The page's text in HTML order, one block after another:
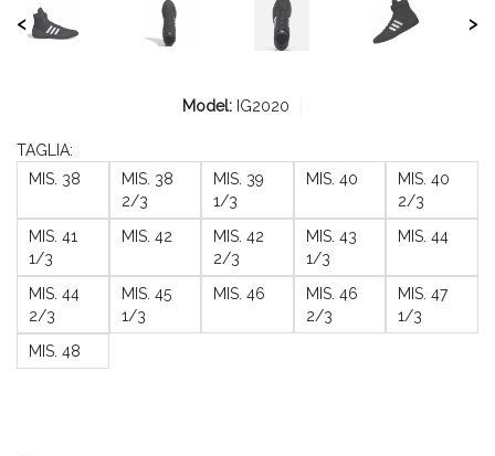
< >
Model: IG2020
TAGLIA:
MIS. 38
MIS. 38
2/3
MIS. 39
1/3
MIS. 40
MIS. 40
2/3
MIS. 41
1/3
MIS. 42
MIS. 42
2/3
MIS. 43
1/3
MIS. 44
MIS. 44
2/3
MIS. 45
1/3
MIS. 46
MIS. 46
2/3
MIS. 47
1/3
MIS. 48